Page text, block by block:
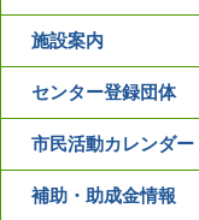
施設案内
センター登録団体
市民活動カレンダー
補助・助成金情報